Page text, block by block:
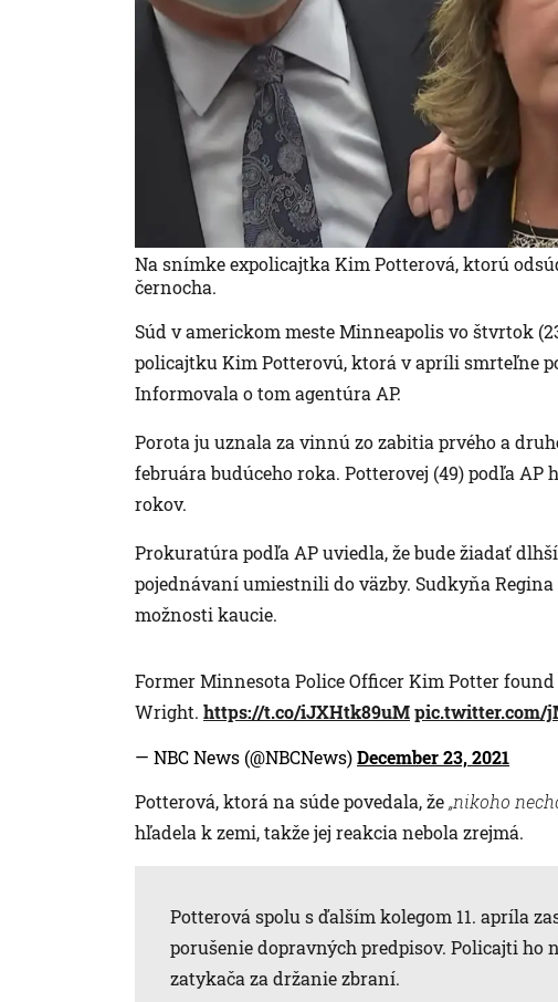
Na snímke expolicajtka Kim Potterová, ktorú
černocha.
Súd v americkom meste Minneapolis vo štvrtok
policajtku Kim Potterovú, ktorá v apríli smrteľne
Informovala o tom agentúra AP.
Porota ju uznala za vinnú zo zabitia prvého a
februára budúceho roka. Potterovej (49) podľa
rokov.
Prokuratúra podľa AP uviedla, že bude žiadať
pojednávaní umiestnili do väzby. Sudkyňa
možnosti kaucie.
Former Minnesota Police Officer Kim Potter
Wright. https://t.co/iJXHtk89uMpic.twitter.com/
— NBC News (@NBCNews)December 23, 2021
Potterová, ktorá na súde povedala, že„nikoho
hľadela k zemi, takže jej reakcia nebola zrejmá.
Potterová spolu s ďalším kolegom 11. apríla
porušenie dopravných predpisov. Policajti ho
zatykača za držanie zbraní.